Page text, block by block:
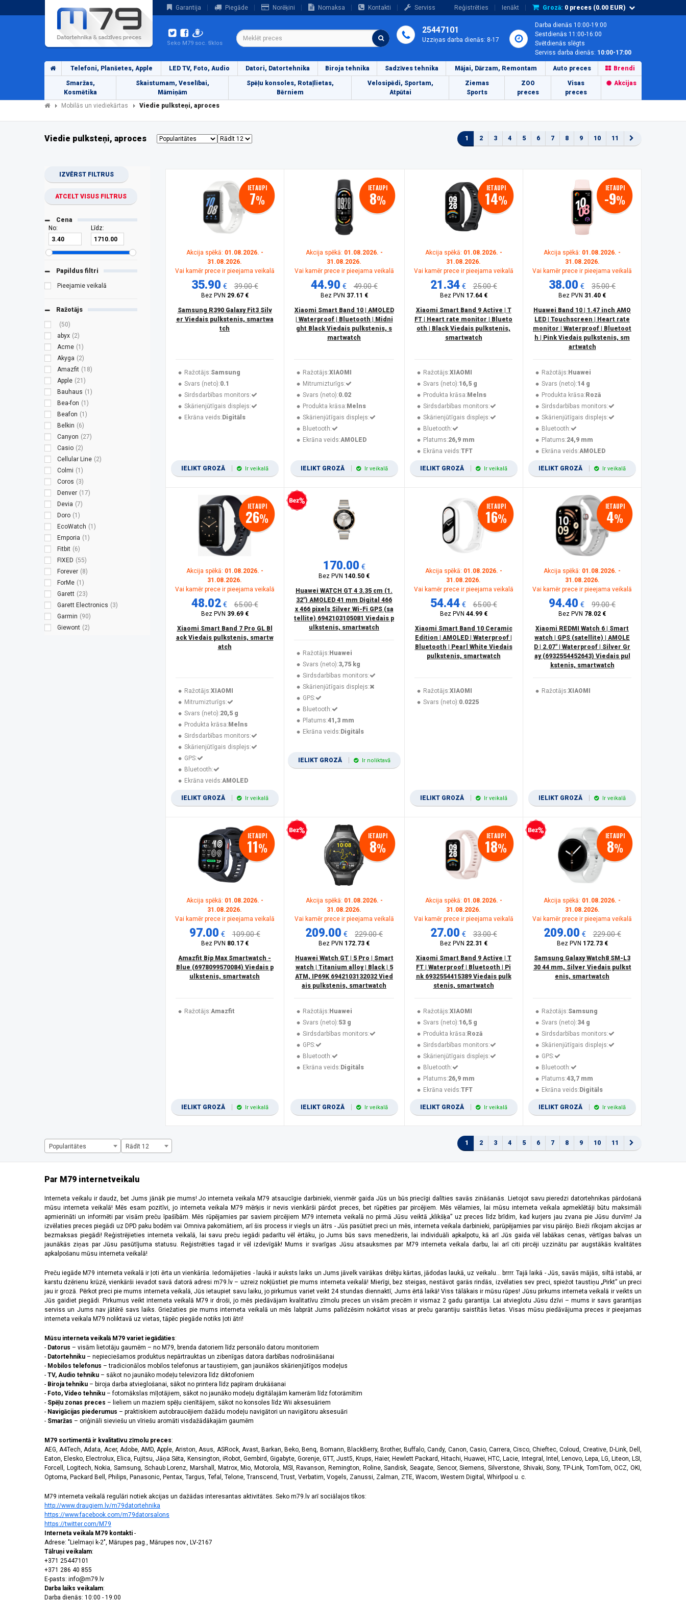
Garantija Piegāde Norēķini Nomaksa Kontakti Serviss Reģistrēties Ienākt Grozā: 0 preces (0.00 EUR)
Seko M79 soc. tīklos
25447101
Uzziņas darba dienās: 8-17
Darba dienās 10:00-19:00
Sestdienās 11:00-16:00
Svētdienās slēgts
Serviss darba dienās: 10:00-17:00
Telefoni, Planšetes, Apple LED TV, Foto, Audio Datori, Datortehnika Biroja tehnika Sadzīves tehnika Mājai, Dārzam, Remontam Auto preces Brendi
Smaržas,
Kosmētika
Skaistumam, Veselībai,
Māmiņām
Spēļu konsoles, Rotaļlietas,
Bērniem
Velosipēdi, Sportam,
Atpūtai
Ziemas
Sports
ZOO
preces
Visas
preces
Akcijas
Mobilās un viediekārtas Viedie pulksteņi, aproces
Viedie pulksteņi, aproces 1 2 3 4 5 6 7 8 9 10 11
IZVĒRST FILTRUS
ATCELT VISUS FILTRUS
Cena
No:
Līdz:
Papildus filtri
Pieejamie veikalā
Ražotājs
(50)
abyx (2)
Acme (1)
Akyga (2)
Amazfit (18)
Apple (21)
Bauhaus (1)
Bea-fon (1)
Beafon (1)
Belkin (6)
Canyon (27)
Casio (2)
Cellular Line (2)
Colmi (1)
Coros (3)
Denver (17)
Devia (7)
Doro (1)
EcoWatch (1)
Emporia (1)
Fitbit (6)
FIXED (55)
Forever (8)
ForMe (1)
Garett (23)
Garett Electronics (3)
Garmin (90)
Giewont (2)
TakeMe (7)
Tech-Protect (17)
Umax (1)
WITHINGS SAS (2)
XIAOMI (41)
XO
Xoro (2)
XPLORA (1)
Zeblaze (2)
Mitrumizturīgs
Jā
Nē (1)
Svars (neto)
Produkta krāsa
Skārienjūtīgais
displejs
Jā (154)
Nē (9)
Jā (135)
Nē (1)
Jā (161)
Izšķirtspēja
128 x 128 pikseļi (1)
156 x 156 pikseļi
166 x 166 pikseļi
172 x 320 pikseļi
176 x 176 pikseļi
192 x 490 pikseļi
(1)
IETAUPI
7%
Akcija spēkā: 01.08.2026. -
31.08.2026.
Vai kamēr prece ir pieejama veikalā
35.90 € 39.00 €
Bez PVN 29.67 €
Samsung R390 Galaxy Fit3 Silv
er Viedais pulkstenis, smartwa
tch
Ražotājs:Samsung
Svars (neto):0.1
Sirdsdarbības monitors:
Skārienjūtīgais displejs:
Ekrāna veids: Digitāls
IELIKT GROZĀ Ir veikalā
IETAUPI
8%
Akcija spēkā: 01.08.2026. -
31.08.2026.
Vai kamēr prece ir pieejama veikalā
44.90 € 49.00 €
Bez PVN 37.11 €
Xiaomi Smart Band 10 | AMOLED
| Waterproof | Bluetooth | Midni
ght Black Viedais pulkstenis, s
martwatch
Ražotājs:XIAOMI
Mitrumizturīgs:
Svars (neto):0.02
Produkta krāsa: Melns
Skārienjūtīgais displejs:
Bluetooth:
Ekrāna veids:AMOLED
IELIKT GROZĀ Ir veikalā
IETAUPI
14%
Akcija spēkā: 01.08.2026. -
31.08.2026.
Vai kamēr prece ir pieejama veikalā
21.34 € 25.00 €
Bez PVN 17.64 €
Xiaomi Smart Band 9 Active | T
FT | Heart rate monitor | Blueto
oth | Black Viedais pulkstenis,
smartwatch
Ražotājs:XIAOMI
Svars (neto):16,5 g
Produkta krāsa: Melns
Sirdsdarbības monitors:
Skārienjūtīgais displejs:
Bluetooth:
Platums:26,9 mm
Ekrāna veids:TFT
IELIKT GROZĀ Ir veikalā
IETAUPI
-9%
Akcija spēkā: 01.08.2026. -
31.08.2026.
Vai kamēr prece ir pieejama veikalā
38.00 € 35.00 €
Bez PVN 31.40 €
Huawei Band 10 | 1.47 inch AMO
LED | Touchscreen | Heart rate
monitor | Waterproof | Bluetoot
h | Pink Viedais pulkstenis, sm
artwatch
Ražotājs: Huawei
Svars (neto):14 g
Produkta krāsa: Rozā
Sirdsdarbības monitors:
Skārienjūtīgais displejs:
Bluetooth:
Platums:24,9 mm
Ekrāna veids:AMOLED
IELIKT GROZĀ Ir veikalā
IETAUPI
26%
Akcija spēkā: 01.08.2026. -
31.08.2026.
Vai kamēr prece ir pieejama veikalā
48.02 € 65.00 €
Bez PVN 39.69 €
Xiaomi Smart Band 7 Pro GL Bl
ack Viedais pulkstenis, smartw
atch
Ražotājs:XIAOMI
Mitrumizturīgs:
Svars (neto):20,5 g
Produkta krāsa: Melns
Sirdsdarbības monitors:
Skārienjūtīgais displejs:
GPS:
Bluetooth:
Ekrāna veids:AMOLED
IELIKT GROZĀ Ir veikalā
Bezprocentu kredīts
170.00 €
Bez PVN 140.50 €
Huawei WATCH GT 4 3.35 cm (1.
32") AMOLED 41 mm Digital 466
x 466 pixels Silver Wi-Fi GPS (sa
tellite) 6942103105081 Viedais p
ulkstenis, smartwatch
Ražotājs: Huawei
Svars (neto):3,75 kg
Sirdsdarbības monitors:
Skārienjūtīgais displejs:
GPS:
Bluetooth:
Platums:41,3 mm
Ekrāna veids: Digitāls
IELIKT GROZĀ Ir noliktavā
IETAUPI
16%
Akcija spēkā: 01.08.2026. -
31.08.2026.
Vai kamēr prece ir pieejama veikalā
54.44 € 65.00 €
Bez PVN 44.99 €
Xiaomi Smart Band 10 Ceramic
Edition | AMOLED | Waterproof |
Bluetooth | Pearl White Viedais
pulkstenis, smartwatch
Ražotājs:XIAOMI
Svars (neto):0.0225
IELIKT GROZĀ Ir veikalā
IETAUPI
4%
Akcija spēkā: 01.08.2026. -
31.08.2026.
Vai kamēr prece ir pieejama veikalā
94.40 € 99.00 €
Bez PVN 78.02 €
Xiaomi REDMI Watch 6 | Smart
watch | GPS (satellite) | AMOLE
D | 2.07" | Waterproof | Silver Gr
ay (6932554452643) Viedais pul
kstenis, smartwatch
Ražotājs:XIAOMI
IELIKT GROZĀ Ir veikalā
IETAUPI
11%
Akcija spēkā: 01.08.2026. -
31.08.2026.
Vai kamēr prece ir pieejama veikalā
97.00 € 109.00 €
Bez PVN 80.17 €
Amazfit Bip Max Smartwatch -
Blue (6978099570084) Viedais p
ulkstenis, smartwatch
Ražotājs:Amazfit
IELIKT GROZĀ Ir veikalā
Bezprocentu kredīts IETAUPI
8%
Akcija spēkā: 01.08.2026. -
31.08.2026.
Vai kamēr prece ir pieejama veikalā
209.00 € 229.00 €
Bez PVN 172.73 €
Huawei Watch GT | 5 Pro | Smart
watch | Titanium alloy | Black | 5
ATM, IP69K 6942103132032 Vied
ais pulkstenis, smartwatch
Ražotājs: Huawei
Svars (neto):53 g
Sirdsdarbības monitors:
GPS:
Bluetooth:
Ekrāna veids: Digitāls
IELIKT GROZĀ Ir veikalā
IETAUPI
18%
Akcija spēkā: 01.08.2026. -
31.08.2026.
Vai kamēr prece ir pieejama veikalā
27.00 € 33.00 €
Bez PVN 22.31 €
Xiaomi Smart Band 9 Active | T
FT | Waterproof | Bluetooth | Pi
nk 6932554415389 Viedais pulk
stenis, smartwatch
Ražotājs:XIAOMI
Svars (neto):16,5 g
Produkta krāsa: Rozā
Sirdsdarbības monitors:
Skārienjūtīgais displejs:
Bluetooth:
Platums:26,9 mm
Ekrāna veids:TFT
IELIKT GROZĀ Ir veikalā
Bezprocentu kredīts IETAUPI
8%
Akcija spēkā: 01.08.2026. -
31.08.2026.
Vai kamēr prece ir pieejama veikalā
209.00 € 229.00 €
Bez PVN 172.73 €
Samsung Galaxy Watch8 SM-L3
30 44 mm, Silver Viedais pulkst
enis, smartwatch
Ražotājs:Samsung
Svars (neto):34 g
Sirdsdarbības monitors:
Skārienjūtīgais displejs:
GPS:
Bluetooth:
Platums:43,7 mm
Ekrāna veids: Digitāls
IELIKT GROZĀ Ir veikalā
1 2 3 4 5 6 7 8 9 10 11
Popularitātes Rādīt 12
Par M79 internetveikalu
Interneta veikalu ir daudz, bet Jums jānāk pie mums! Jo interneta veikala M79 atsaucīgie darbinieki, vienmēr gaida Jūs un būs priecīgi dalīties savās zināšanās. Lietojot savu pieredzi datortehnikas pārdošanā
mūsu interneta veikalā! Mēs esam pozitīvi, jo interneta veikala M79 mērķis ir nevis vienkārši pārdot preces, bet rūpēties par pircējiem. Mēs vēlamies, lai mūsu interneta veikala apmeklētāji būtu maksimāli
apmierināti un informēti par visām preču īpašībām. Mēs rūpējamies par saviem pircējiem M79 interneta veikalā no pirmā Jūsu veiktā „klikšķa” uz preces līdz brīdim, kad kurjers jau zvana pie Jūsu durvīm! Ja
izvēlaties preces piegādi uz DPD paku bodēm vai Omniva pakomātiem, arī šis process ir viegls un ātrs - Jūs pasūtiet preci un mēs, interneta veikala darbinieki, parūpējamies par visu pārējo. Bieži rīkojam akcijas ar
bezmaksas piegādi! Reģistrējieties interneta veikalā, lai savu preču iegādi padarītu vēl ērtāku, jo Jums būs savs menedžeris, lai individuāli apkalpotu, kā arī Jūs gaida vēl labākas cenas, vērtīgas balvas un
jaunākās ziņas par Jūsu pasūtījuma statusu. Reģistrēties tagad ir vēl izdevīgāk! Mums ir svarīgas Jūsu atsauksmes par M79 interneta veikala darbu, lai arī citi pircēji uzzinātu par augstākās kvalitātes
apkalpošanu mūsu interneta veikalā!
Preču iegāde M79 interneta veikalā ir ļoti ērta un vienkārša. Iedomājieties - laukā ir auksts laiks un Jums jāvelk vairākas drēbju kārtas, jādodas laukā, uz veikalu... brrrr. Tajā laikā - Jūs, savās mājās, siltā istabā, ar
karstu dzērienu krūzē, vienkārši ievadot savā datorā adresi m79.lv – uzreiz nokļūstiet pie mums interneta veikalā! Mierīgi, bez steigas, nestāvot garās rindās, izvēlaties sev preci, spiežot taustiņu „Pirkt” un preci
jau ir grozā. Pērkot preci pie mums interneta veikalā, Jūs ietaupiet savu laiku, jo pirkumus variet veikt 24 stundas diennaktī, Jums ērtā laikā! Viss tālākais ir mūsu rūpes! Jūsu pirkums interneta veikalā ir veikts un
Jūs gaidiet piegādi. Pirkumus veikt interneta veikalā M79 ir droši, jo mēs piedāvājam kvalitatīvu zīmolu preces un visām precēm ir vismaz 2 gadu garantija. Lai atvieglotu Jūsu dzīvi – mums ir savs garantijas
serviss un Jums nav jātērē savs laiks. Griežaties pie mums interneta veikalā un mēs labprāt Jums palīdzēsim nokārtot visas ar preču garantiju saistītās lietas. Visas mūsu piedāvājuma preces ir pieejamas
interneta veikala M79 noliktavā uz vietas, tāpēc piegāde notiks ļoti ātri!
Mūsu interneta veikalā M79 variet iegādāties:
- Datorus – visām lietotāju gaumēm – no M79, brenda datoriem līdz personālo datoru monitoriem
- Datortehniku – nepieciešamos produktus nepārtrauktas un zibenīgas datora darbības nodrošināšanai
- Mobilos telefonus – tradicionālos mobilos telefonus ar taustiņiem, gan jaunākos skārienjūtīgos modeļus
- TV, Audio tehniku – sākot no jaunāko modeļu televizora līdz diktofoniem
- Biroja tehniku – biroja darba atvieglošanai, sākot no printera līdz papīram drukāšanai
- Foto, Video tehniku – fotomākslas mīļotājiem, sākot no jaunāko modeļu digitālajām kamerām līdz fotorāmītim
- Spēļu zonas preces – lieliem un maziem spēļu cienītājiem, sākot no konsoles līdz Wii aksesuāriem
- Navigācijas piederumus – praktiskiem autobraucējiem dažādu modeļu navigātori un navigātoru aksesuāri
- Smaržas – oriģināli sieviešu un vīriešu aromāti visdažādākajām gaumēm
M79 sortimentā ir kvalitatīvu zīmolu preces:
AEG, A4Tech, Adata, Acer, Adobe, AMD, Apple, Ariston, Asus, ASRock, Avast, Barkan, Beko, Benq, Bomann, BlackBerry, Brother, Buffalo, Candy, Canon, Casio, Carrera, Cisco, Chieftec, Coloud, Creative, D-Link, Dell,
Eaton, Elesko, Electrolux, Elica, Fujitsu, Jāņa Sēta, Kensington, iRobot, Gembird, Gigabyte, Gorenje, GTT, Just5, Krups, Haier, Hewlett Packard, Hitachi, Huawei, HTC, Lacie, Integral, Intel, Lenovo, Lepa, LG, Liteon, LSI,
Forcell, Logitech, Nokia, Samsung, Schaub Lorenz, Marshall, Matrox, Mio, Motorola, MSI, Ravanson, Remington, Roline, Sandisk, Seagate, Sencor, Siemens, Silverstone, Shivaki, Sony, TP-Link, TomTom, OCZ, OKI,
Optoma, Packard Bell, Philips, Panasonic, Pentax, Targus, Tefal, Telone, Transcend, Trust, Verbatim, Vogels, Zanussi, Zalman, ZTE, Wacom, Western Digital, Whirlpool u. c.
M79 interneta veikalā regulāri notiek akcijas un dažādas interesantas aktivitātes. Seko m79.lv arī sociālajos tīkos:
http://www.draugiem.lv/m79datortehnika
https://www.facebook.com/m79datorsalons
https://twitter.com/M79
Interneta veikala M79 kontakti -
Adrese: "Lielmaņi k-2", Mārupes pag., Mārupes nov., LV-2167
Tālruņi veikalam:
+371 25447101
+371 286 40 855
E-pasts: info@m79.lv
Darba laiks veikalam:
Darba dienās: 10:00 - 19:00